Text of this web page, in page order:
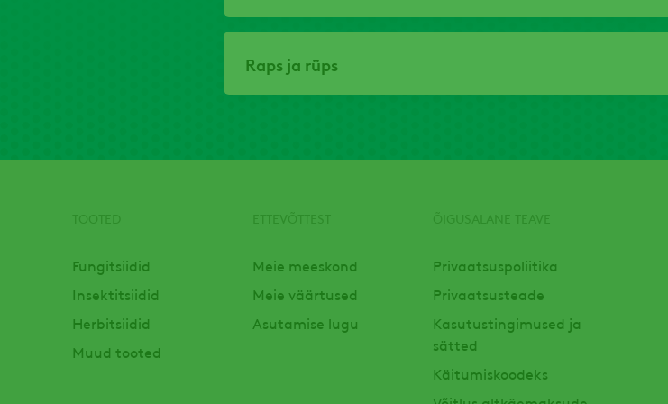
Raps ja rüps
Fungitsiidid
Insektitsiidid
Herbitsiidid
Muud tooted
Meie meeskond
Meie väärtused
Asutamise lugu
Privaatsuspoliitika
Privaatsusteade
Kasutustingimused ja
sätted
Käitumiskoodeks